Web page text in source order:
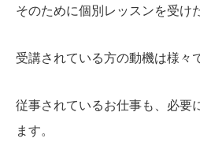
そのために個別レッスンを受け
受講されている方の動機は様々
従事されているお仕事も、必要
ます。